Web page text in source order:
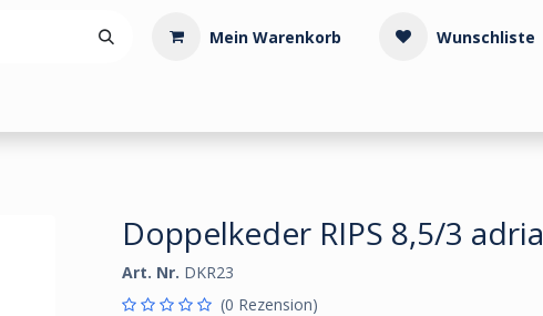
Mein Warenkorb
Wunschliste
Doppelkeder RIPS 8,5/3 adria
Art. Nr. DKR23
(0 Rezension)